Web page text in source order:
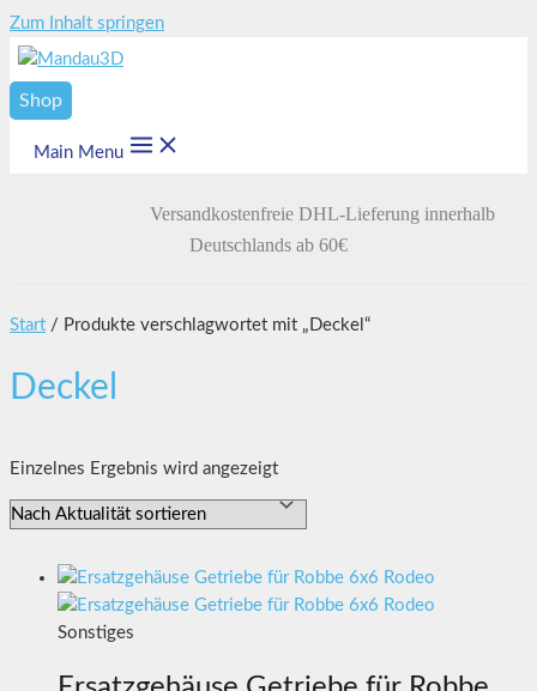
Zum Inhalt springen
Shop
Main Menu
Versandkostenfreie DHL-Lieferung innerhalb
Deutschlands ab 60€
Start / Produkte verschlagwortet mit „Deckel“
Deckel
Einzelnes Ergebnis wird angezeigt
Sonstiges